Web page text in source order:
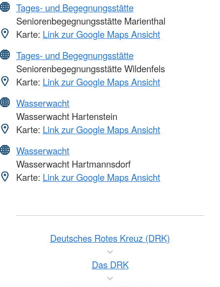
Tages- und Begegnungsstätte
Seniorenbegegnungsstätte Marienthal
Karte: Link zur Google Maps Ansicht
Tages- und Begegnungsstätte
Seniorenbegegnungsstätte Wildenfels
Karte: Link zur Google Maps Ansicht
Wasserwacht
Wasserwacht Hartenstein
Karte: Link zur Google Maps Ansicht
Wasserwacht
Wasserwacht Hartmannsdorf
Karte: Link zur Google Maps Ansicht
Deutsches Rotes Kreuz (DRK)
Das DRK